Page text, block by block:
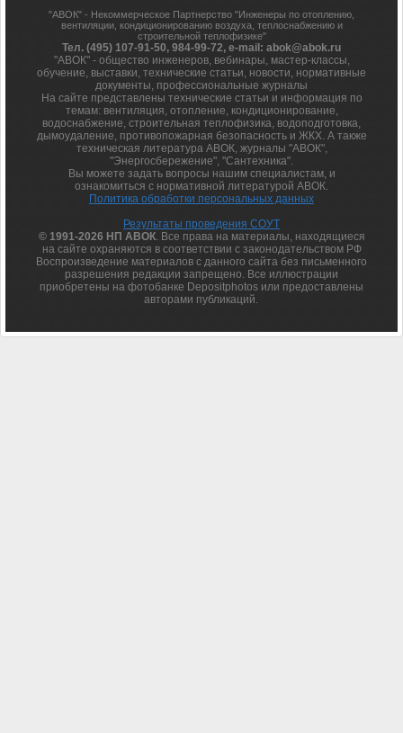
"АВОК" - Некоммерческое Партнерство "Инженеры по отоплению,
вентиляции, кондиционированию воздуха, теплоснабжению и
строительной теплофизике"
Тел. (495) 107-91-50, 984-99-72, e-mail: abok@abok.ru
"АВОК" - общество инженеров, вебинары, мастер-классы,
обучение, выставки, технические статьи, новости, нормативные
документы, профессиональные журналы
На сайте представлены технические статьи и информация по
темам: вентиляция, отопление, кондиционирование,
водоснабжение, строительная теплофизика, водоподготовка,
дымоудаление, противопожарная безопасность и ЖКХ. А также
техническая литература АВОК, журналы "АВОК",
"Энергосбережение", "Сантехника".
Вы можете задать вопросы нашим специалистам, и
ознакомиться с нормативной литературой АВОК.
Политика обработки персональных данных
Результаты проведения СОУТ
© 1991-2026 НП АВОК. Все права на материалы, находящиеся
на сайте охраняются в соответствии с законодательством РФ
Воспроизведение материалов с данного сайта без письменного
разрешения редакции запрещено. Все иллюстрации
приобретены на фотобанке Depositphotos или предоставлены
авторами публикаций.